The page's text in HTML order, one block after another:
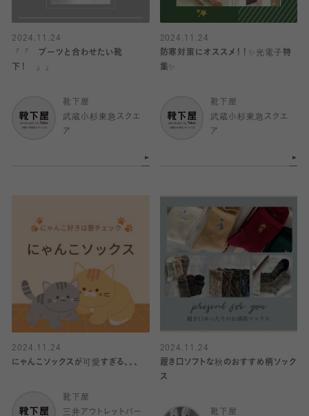
2024.11.24
『『 ブーツと合わせたい靴
下！ 』』
靴下屋
武蔵小杉東急スクエ
ア
2024.11.24
防寒対策にオススメ！！✨光電子特
集✨
靴下屋
武蔵小杉東急スクエ
ア
2024.11.24
にゃんこソックスが可愛すぎる、、、
靴下屋
三井アウトレットパー
2024.11.24
履き口ソフトな秋のおすすめ柄ソック
ス
靴下屋